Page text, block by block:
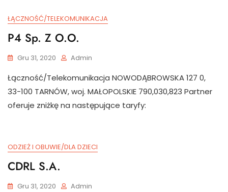
ŁĄCZNOŚĆ/TELEKOMUNIKACJA
P4 Sp. Z O.o.
Gru 31, 2020 Admin
Łączność/Telekomunikacja NOWODĄBROWSKA 127 0,
33-100 TARNÓW, woj. MAŁOPOLSKIE 790,030,823 Partner
oferuje zniżkę na następujące taryfy:
ODZIEŻ I OBUWIE/DLA DZIECI
CDRL S.A.
Gru 31, 2020 Admin